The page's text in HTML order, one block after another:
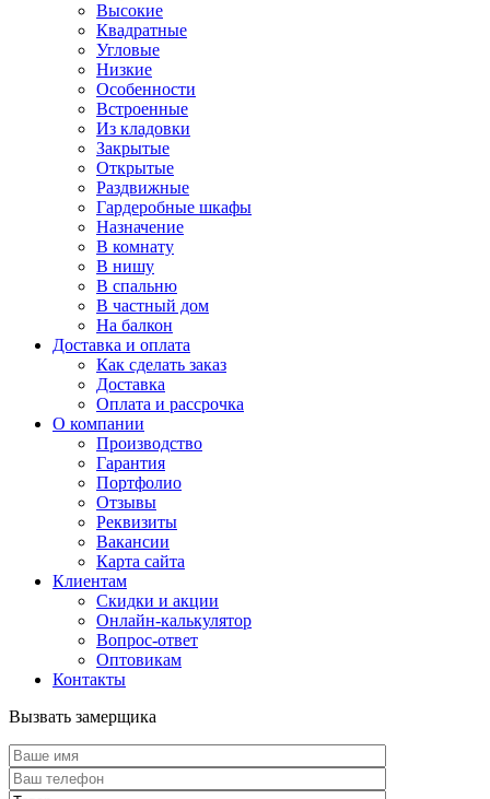
Высокие
Квадратные
Угловые
Низкие
Особенности
Встроенные
Из кладовки
Закрытые
Открытые
Раздвижные
Гардеробные шкафы
Назначение
В комнату
В нишу
В спальню
В частный дом
На балкон
Доставка и оплата
Как сделать заказ
Доставка
Оплата и рассрочка
О компании
Производство
Гарантия
Портфолио
Отзывы
Реквизиты
Вакансии
Карта сайта
Клиентам
Скидки и акции
Онлайн-калькулятор
Вопрос-ответ
Оптовикам
Контакты
Вызвать замерщика